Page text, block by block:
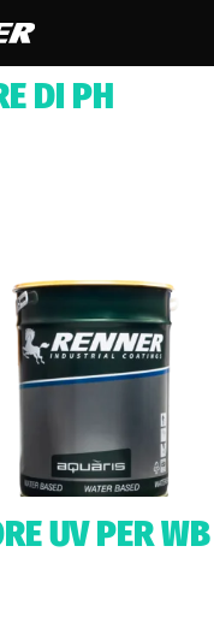
DI PH
UV PER WB